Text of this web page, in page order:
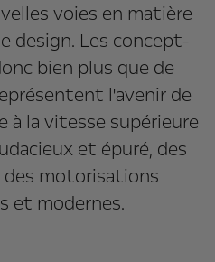
voies en matière
design. Les concept-
bien plus que de
l'avenir de
à la vitesse supérieure
et épuré, des
motorisations
et modernes.